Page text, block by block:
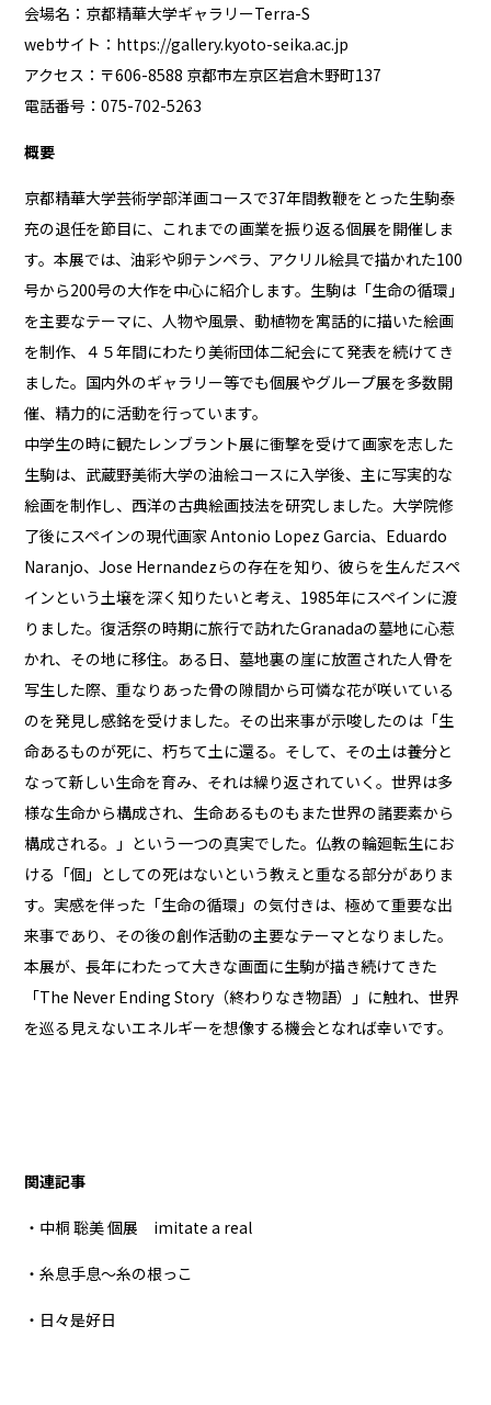
会場名：京都精華大学ギャラリーTerra-S
webサイト： https://gallery.kyoto-seika.ac.jp
アクセス：〒606-8588 京都市左京区岩倉木野町137
電話番号：075-702-5263
概要
京都精華大学芸術学部洋画コースで37年間教鞭をとった生駒泰
充の退任を節目に、これまでの画業を振り返る個展を開催しま
す。本展では、油彩や卵テンペラ、アクリル絵具で描かれた100
号から200号の大作を中心に紹介します。生駒は「生命の循環」
を主要なテーマに、人物や風景、動植物を寓話的に描いた絵画
を制作、４５年間にわたり美術団体二紀会にて発表を続けてき
ました。国内外のギャラリー等でも個展やグループ展を多数開
催、精力的に活動を行っています。
中学生の時に観たレンブラント展に衝撃を受けて画家を志した
生駒は、武蔵野美術大学の油絵コースに入学後、主に写実的な
絵画を制作し、西洋の古典絵画技法を研究しました。大学院修
了後にスペインの現代画家 Antonio Lopez Garcia、Eduardo
Naranjo、Jose Hernandezらの存在を知り、彼らを生んだスペ
インという土壌を深く知りたいと考え、1985年にスペインに渡
りました。復活祭の時期に旅行で訪れたGranadaの墓地に心惹
かれ、その地に移住。ある日、墓地裏の崖に放置された人骨を
写生した際、重なりあった骨の隙間から可憐な花が咲いている
のを発見し感銘を受けました。その出来事が示唆したのは「生
命あるものが死に、朽ちて土に還る。そして、その土は養分と
なって新しい生命を育み、それは繰り返されていく。世界は多
様な生命から構成され、生命あるものもまた世界の諸要素から
構成される。」という一つの真実でした。仏教の輪廻転生にお
ける「個」としての死はないという教えと重なる部分がありま
す。実感を伴った「生命の循環」の気付きは、極めて重要な出
来事であり、その後の創作活動の主要なテーマとなりました。
本展が、長年にわたって大きな画面に生駒が描き続けてきた
「The Never Ending Story（終わりなき物語）」に触れ、世界
を巡る見えないエネルギーを想像する機会となれば幸いです。
関連記事
・中桐 聡美 個展 imitate a real
・糸息手息〜糸の根っこ
・日々是好日